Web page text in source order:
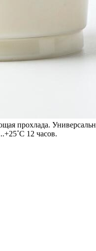
прохлада.
12 часов.